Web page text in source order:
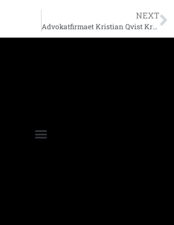
NEXT
Advokatfirmaet Kristian Qvist Krüger